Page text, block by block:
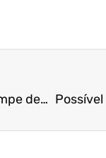
O Pronampe deve conceder 25 bilhões de reais em empréstimos. Saiba mais!